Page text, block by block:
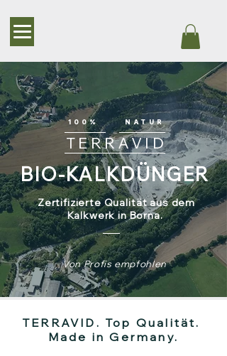
100% NATUR
TERRAVID
BIO-KALKDÜNGER
Zertifizierte Qualität aus dem
Kalkwerk in Borna.
Von Profisempfohlen
TERRAVID. Top Qualität.
Made in Germany.